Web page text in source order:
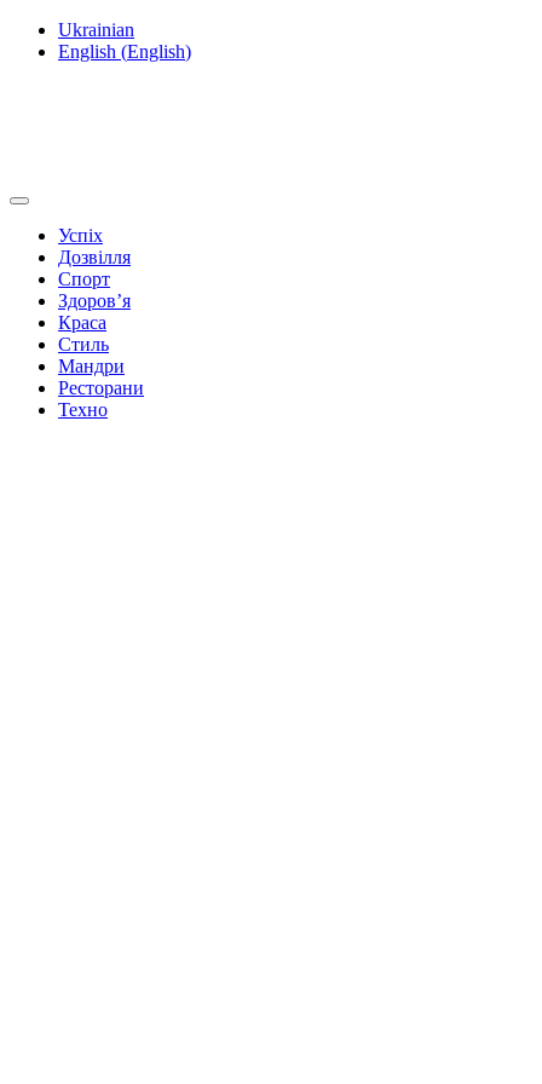
Ukrainian
English (English)
Успіх
Дозвілля
Спорт
Здоров’я
Краса
Стиль
Мандри
Ресторани
Техно